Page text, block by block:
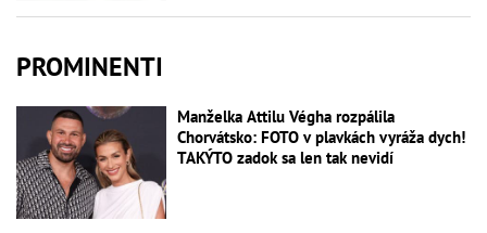
PROMINENTI
Manželka Attilu Végha rozpálila
Chorvátsko: FOTO v plavkách vyráža dych!
TAKÝTO zadok sa len tak nevidí